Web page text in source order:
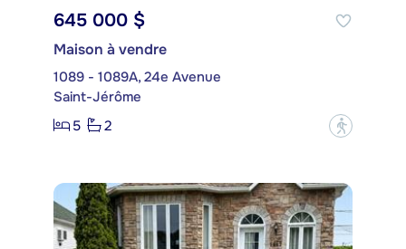
645 000 $
Maison à vendre
1089 - 1089A, 24e Avenue
Saint-Jérôme
5
2 ?